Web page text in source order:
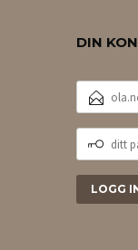
DIN
PASSORD